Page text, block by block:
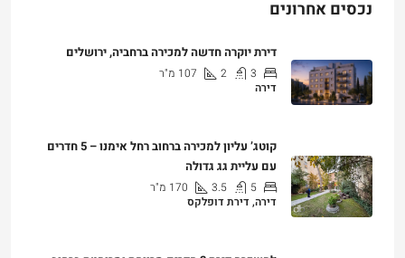
נכסים אחרונים
דירת יוקרה חדשה למכירה ברחביה, ירושלים
3
2
107 מ"ר
דירה
קוטג’ עליון למכירה ברחוב רחל אימנו – 5 חדרים
עם עליית גג גדולה
5
3.5
170 מ"ר
דירה, דירת דופלקס